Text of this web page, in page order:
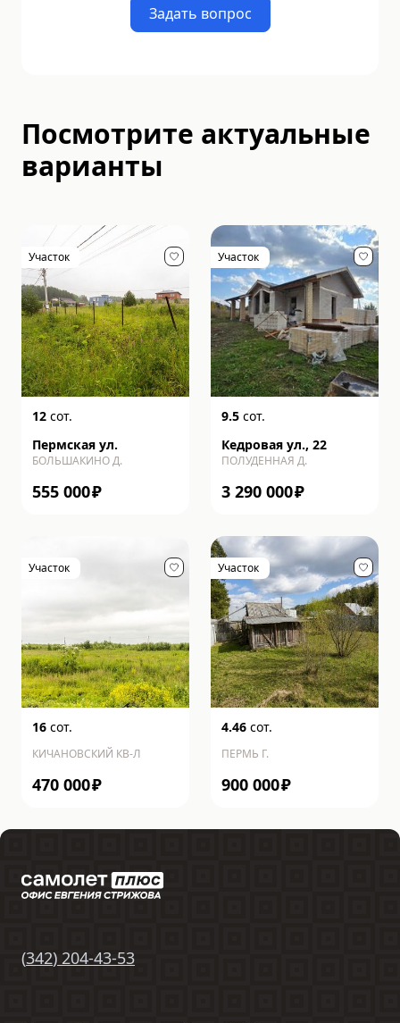
Задать вопрос
Посмотрите актуальные
варианты
Участок
12 сот.
Пермская ул.
БОЛЬШАКИНО Д.
555 000₽
Участок
9.5 сот.
Кедровая ул., 22
ПОЛУДЕННАЯ Д.
3 290 000₽
Участок
16 сот.
КИЧАНОВСКИЙ КВ-Л
470 000₽
Участок
4.46 сот.
ПЕРМЬ Г.
900 000₽
(342) 204-43-53